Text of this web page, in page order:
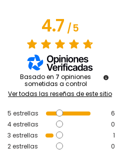
4.7/5
Basado en 7 opiniones
sometidas a control
Ver todas las reseñas de este sitio
5 estrellas
6
4estrellas
0
3 estrellas
1
2estrellas
0